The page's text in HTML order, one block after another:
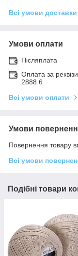
Всі умови доставки
Умови оплати
Післяплата
Оплата за
2888 6
Всі умови оплати
Умови
Повернення товару
Всі умови
Подібні товари